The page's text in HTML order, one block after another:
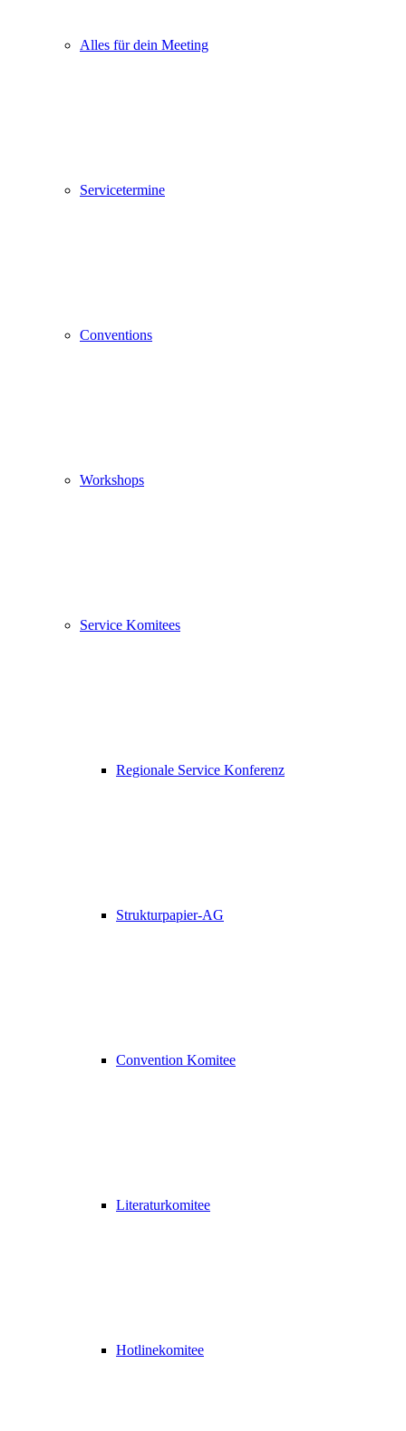
Alles für dein Meeting
Servicetermine
Conventions
Workshops
Service Komitees
Regionale Service Konferenz
Strukturpapier-AG
Convention Komitee
Literaturkomitee
Hotlinekomitee